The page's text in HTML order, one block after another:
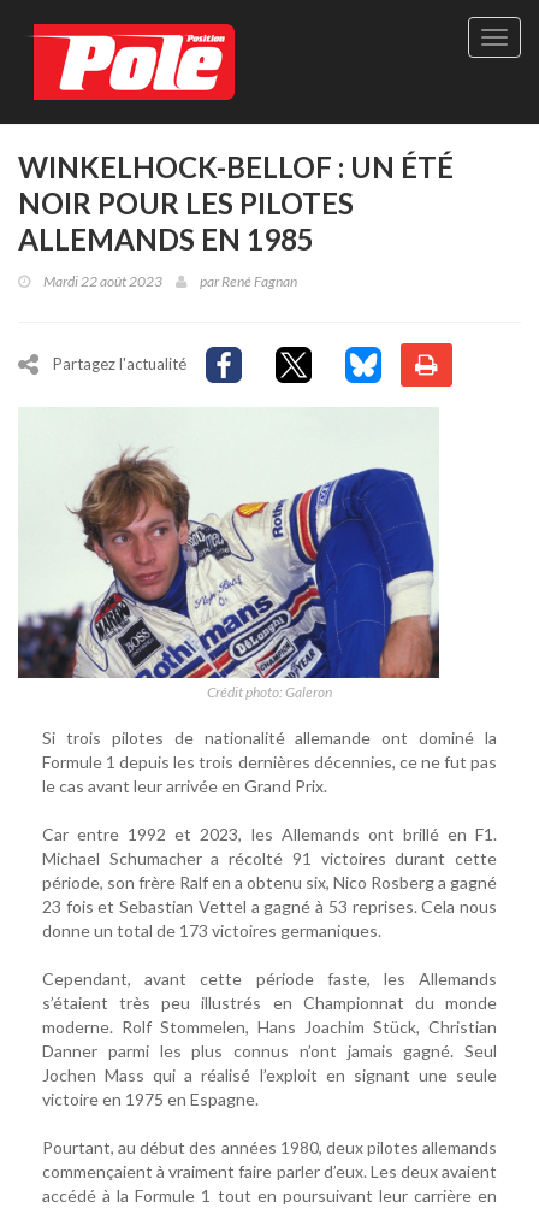
Site
WINKELHOCK-BELLOF : UN ÉTÉ
NOIR POUR LES PILOTES
ALLEMANDS EN 1985
Mardi 22 août 2023 parRené Fagnan
Partagez l'actualité
Crédit photo: Galeron
Si trois pilotes de nationalité allemande ont dominé la
Formule 1 depuis les trois dernières décennies, ce ne fut pas
le cas avant leur arrivée en Grand Prix.
Car entre 1992 et 2023, les Allemands ont brillé en F1.
Michael Schumacher a récolté 91 victoires durant cette
période, son frère Ralf en a obtenu six, Nico Rosberg a gagné
23 fois et Sebastian Vettel a gagné à 53 reprises. Cela nous
donne un total de 173 victoires germaniques.
Cependant, avant cette période faste, les Allemands
s’étaient très peu illustrés en Championnat du monde
moderne. Rolf Stommelen, Hans Joachim Stück, Christian
Danner parmi les plus connus n’ont jamais gagné. Seul
Jochen Mass qui a réalisé l’exploit en signant une seule
victoire en 1975 en Espagne.
Pourtant, au début des années 1980, deux pilotes allemands
commençaient à vraiment faire parler d’eux. Les deux avaient
accédé à la Formule 1 tout en poursuivant leur carrière en